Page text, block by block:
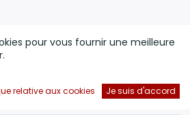
métalliques - Malaxeurs
cordon - Couleur: Blanc - Garantie: 1
pour vous fournir une meilleure
relative aux cookies Je suis d'accord